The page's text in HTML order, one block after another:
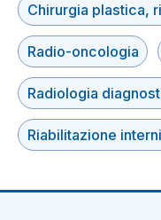
Chirurgia plastica,
Radio-oncologia
Radiologia
Riabilitazione